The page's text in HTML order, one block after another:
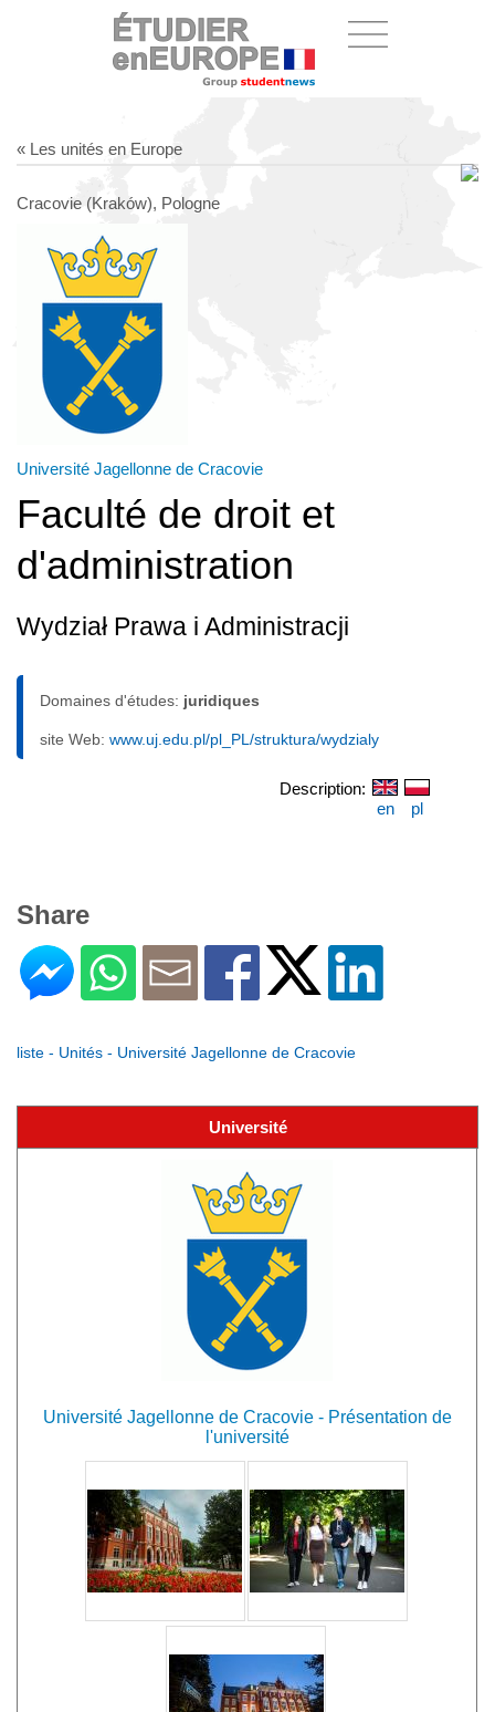
« Les unités en Europe
Cracovie (Kraków), Pologne
Université Jagellonne de Cracovie
Faculté de droit et
d'administration
Wydział Prawa i Administracji
Domaines d'études: juridiques
site Web: www.uj.edu.pl/pl_PL/struktura/wydzialy
Description:
en
pl
Share
liste - Unités - Université Jagellonne de Cracovie
Université
Université Jagellonne de Cracovie - Présentation de
l'université